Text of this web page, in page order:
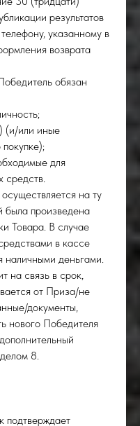
результатов
указанному в
возврата
обязан
(и/или иные
для
средств.
на ту
была произведена
Товара. В случае
в кассе
наличными деньгами.
на связь в срок,
от Приза/не
документы,
нового Победителя
8.
подтверждает